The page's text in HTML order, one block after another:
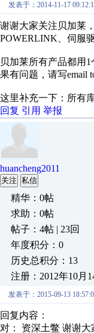
发表于：2014-11-17
谢谢大家关注贝加莱
POWERLINK、伺服
贝加莱所有产品都用
果有问题，请写email
这里补充一下：所有
回复 引用 举报
huancheng2011
关注 私信
精华：0帖
求助：0帖
帖子：4帖 | 23回
年度积分：0
历史总积分：13
注册：2012年10月
发表于：2015-09-13
回复内容：
对： 资深土鳖 谢谢大